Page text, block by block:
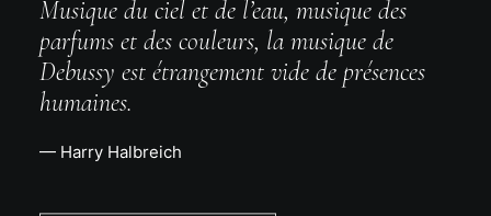
Musique du ciel et de l’eau, musique des
parfums et des couleurs, la musique de
Debussy est étrangement vide de présences
humaines.
— Harry Halbreich